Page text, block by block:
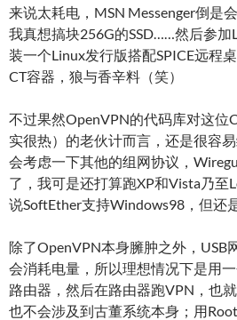
来说太耗电，MSN Messenger倒是
我真想搞块256G的SSD……然后参
装一个Linux发行版搭配SPICE远程
CT容器，狼与香辛料（笑）
不过果然OpenVPN的代码库对这位
实很热）的老伙计而言，还是很容
会考虑一下其他的组网协议，
了，我可是还打算跑XP和Vista乃至
说SoftEther支持Windows98，但还
除了OpenVPN本身臃肿之外，USB
会消耗电量，所以理想情况下是用
路由器，然后在路由器跑VPN，也
也不会涉及到古董系统本身；用